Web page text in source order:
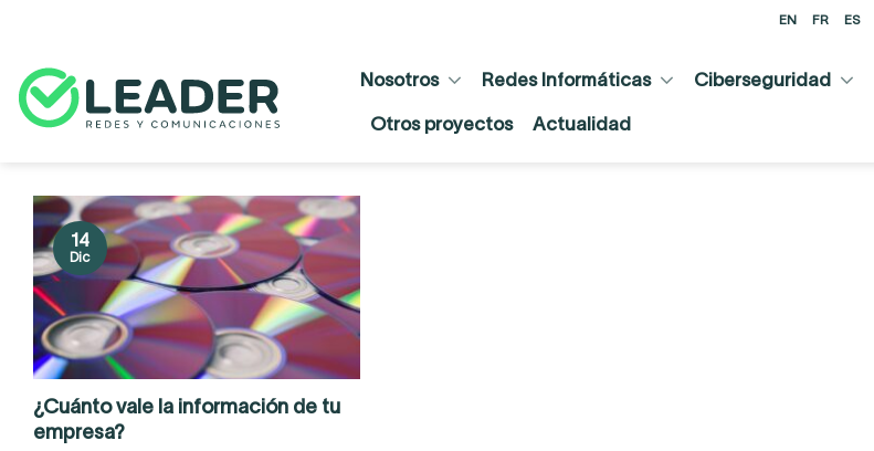
content
EN FR ES
Nosotros Redes Informáticas Ciberseguridad
Otros proyectos Actualidad
¿Cuánto vale la información de tu
empresa?
14
Dic